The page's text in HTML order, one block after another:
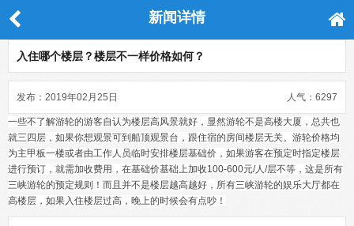
新闻详情
入住哪个楼层？楼层不一样价格如何？
人气：6297
发布：2019年02月25日
一些不了解游轮的游客自认为楼层高风景就好，显然游轮不是高楼大厦，总共也
就三四层，如果你想观景可到船顶观景台，跟住宿的房间楼层无关。游轮价格均
为主甲板一楼或者由工作人员临时安排楼层基础价，如果游客在预定时指定楼层
进行预订，就需加收费用，在基础价基础上加收100-600元/人/层不等，这是所有
三峡游轮的预定规则！而且并不是楼层越高越好，所有三峡游轮的娱乐大厅都在
高楼层，如果入住楼层过高，晚上的时候会有点吵！